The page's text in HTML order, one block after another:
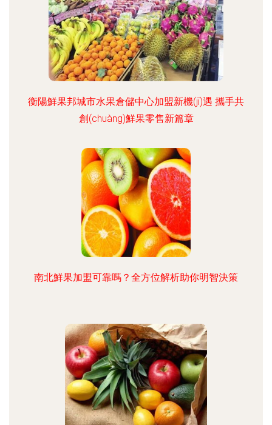
衡陽鮮果邦城市水果倉儲中心加盟新機(jī)遇 攜手共
創(chuàng)鮮果零售新篇章
南北鮮果加盟可靠嗎？全方位解析助你明智決策